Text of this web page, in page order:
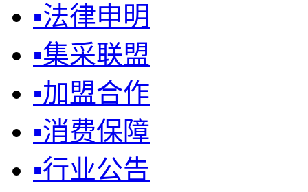
▪法律申明
▪集采联盟
▪加盟合作
▪消费保障
▪行业公告